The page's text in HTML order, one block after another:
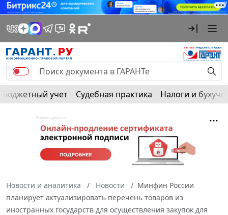
Бюджетный учет Судебная практика Налоги и
Новости и аналитика Новости
Минфин России
планирует актуализировать перечень товаров из
иностранных государств для осуществления закупок для